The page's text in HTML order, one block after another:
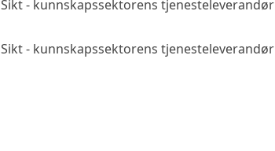
Sikt - kunnskapssektorens tjenesteleverandør
Sikt - kunnskapssektorens tjenesteleverandør